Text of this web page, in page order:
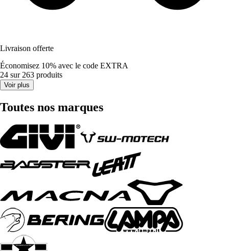
Livraison offerte
Économisez 10% avec le code EXTRA
24 sur 263 produits
Voir plus
Toutes nos marques